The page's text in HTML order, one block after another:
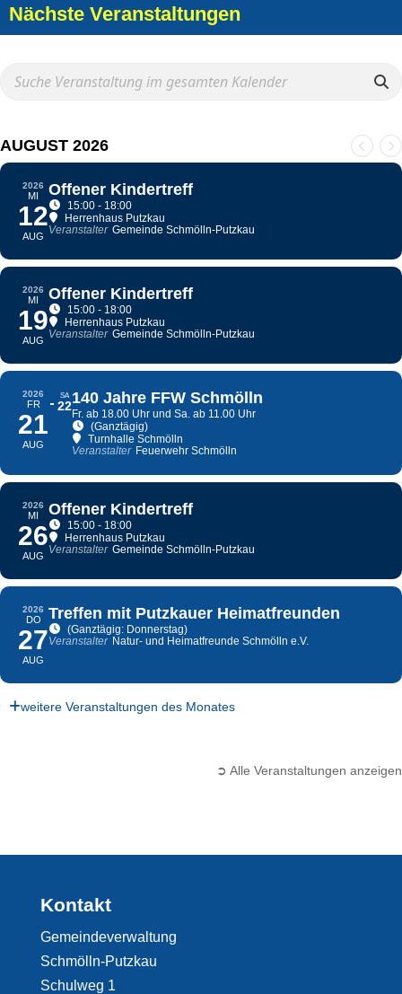
Nächste Veranstaltungen
AUGUST 2026
2026
MI
12
AUG
Offener Kindertreff
15:00 - 18:00
Herrenhaus Putzkau
Veranstalter Gemeinde Schmölln-Putzkau
2026
MI
19
AUG
Offener Kindertreff
15:00 - 18:00
Herrenhaus Putzkau
Veranstalter Gemeinde Schmölln-Putzkau
2026
FR
21
AUG
SA
22140 Jahre FFW Schmölln
Fr. ab 18.00 Uhr und Sa. ab 11.00 Uhr
(Ganztägig)
Turnhalle Schmölln
Veranstalter Feuerwehr Schmölln
2026
MI
26
AUG
Offener Kindertreff
15:00 - 18:00
Herrenhaus Putzkau
Veranstalter Gemeinde Schmölln-Putzkau
2026
DO
27
AUG
Treffen mit Putzkauer Heimatfreunden
(Ganztägig: Donnerstag)
Veranstalter Natur- und Heimatfreunde Schmölln e.V.
weitere Veranstaltungen des Monates
➲ Alle Veranstaltungen anzeigen
Kontakt
Gemeindeverwaltung
Schmölln-Putzkau
Schulweg 1